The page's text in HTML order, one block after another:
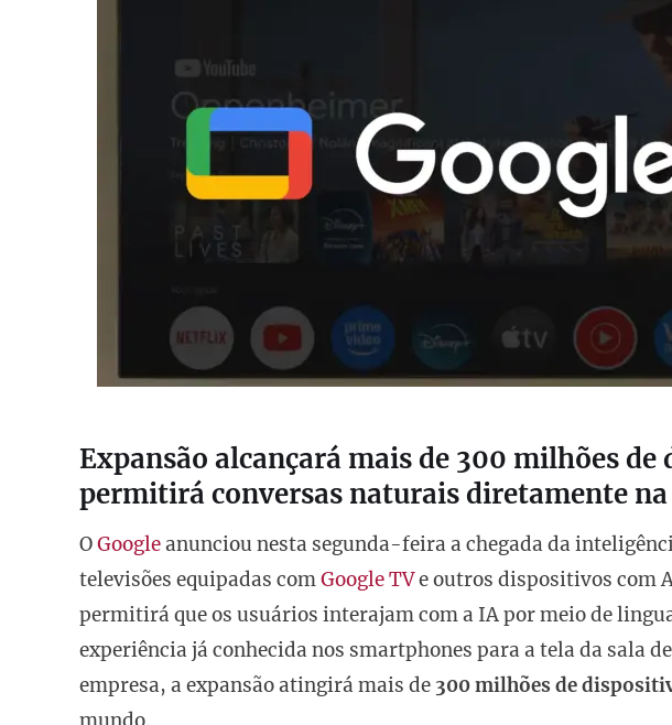
Expansão alcançará mais de 300 milhões de
permitirá conversas naturais diretamente na
OGoogleanunciou nesta segunda-feira a chegada da
televisões equipadas comGoogle TVe outros dispositivos com
permitirá que os usuários interajam com a IA por meio de
experiência já conhecida nos smartphones para a tela da sala
empresa, a expansão atingirá mais de 300 milhões de